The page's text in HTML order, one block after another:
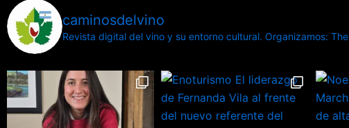
caminosdelvino
Revista digital del vino y su entorno cultural. Organizamos: